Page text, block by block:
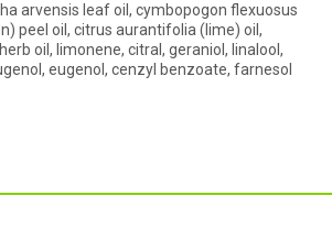
arvensis leaf oil, cymbopogon flexuosus
peel oil, citrus aurantifolia (lime) oil,
oil, limonene, citral, geraniol, linalool,
eugenol, cenzyl benzoate, farnesol